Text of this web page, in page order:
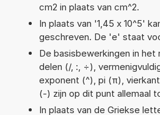
cm2 in plaats van cm^2.
In plaats van '1,45 x 10^5'
geschreven. De 'e' staat
De basisbewerkingen in het
delen (/, :, ÷),
exponent (^), pi (π),
(-) zijn op dit punt allemaal
In plaats van de Griekse